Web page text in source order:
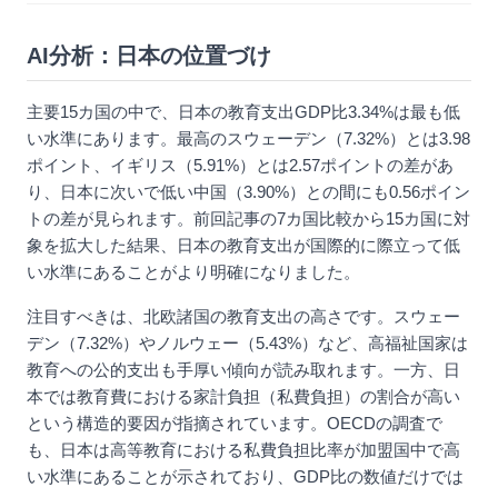
AI分析：日本の位置づけ
主要15カ国の中で、日本の教育支出GDP比3.34%は最も低
い水準にあります。最高のスウェーデン（7.32%）とは3.98
ポイント、イギリス（5.91%）とは2.57ポイントの差があ
り、日本に次いで低い中国（3.90%）との間にも0.56ポイン
トの差が見られます。前回記事の7カ国比較から15カ国に対
象を拡大した結果、日本の教育支出が国際的に際立って低
い水準にあることがより明確になりました。
注目すべきは、北欧諸国の教育支出の高さです。スウェー
デン（7.32%）やノルウェー（5.43%）など、高福祉国家は
教育への公的支出も手厚い傾向が読み取れます。一方、日
本では教育費における家計負担（私費負担）の割合が高い
という構造的要因が指摘されています。OECDの調査で
も、日本は高等教育における私費負担比率が加盟国中で高
い水準にあることが示されており、GDP比の数値だけでは